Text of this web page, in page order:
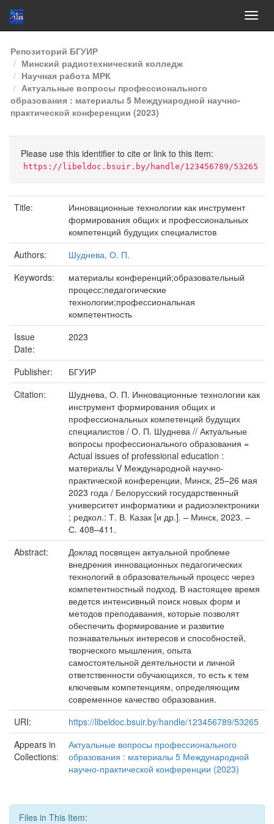
Skip
navigation
Репозиторий БГУИР
Минский радиотехнический колледж
Научная работа МРК
Актуальные вопросы профессионального
образования : материалы 5 Международной научно-
практической конференции (2023)
Please use this identifier to cite or link to this item:
https://libeldoc.bsuir.by/handle/123456789/53265
Title:
Инновационные технологии как инструмент
формирования общих и профессиональных
компетенций будущих специалистов
Authors:
Шуднева, О. П.
Keywords:
материалы конференций;образовательный
процесс;педагогические
технологии;профессиональная
компетентность
Issue
Date:
2023
Publisher:
БГУИР
Citation:
Шуднева, О. П. Инновационные технологии как
инструмент формирования общих и
профессиональных компетенций будущих
специалистов / О. П. Шуднева // Актуальные
вопросы профессионального образования =
Аctual issues of professional education :
материалы V Международной научно-
практической конференции, Минск, 25–26 мая
2023 года / Белорусский государственный
университет информатики и радиоэлектроники
; редкол.: Т. В. Казак [и др.]. – Минск, 2023. –
С. 408–411.
Abstract:
Доклад посвящен актуальной проблеме
внедрения инновационных педагогических
технологий в образовательный процесс через
компетентностный подход. В настоящее время
ведется интенсивный поиск новых форм и
методов преподавания, которые позволят
обеспечить формирование и развитие
познавательных интересов и способностей,
творческого мышления, опыта
самостоятельной деятельности и личной
ответственности обучающихся, то есть к тем
ключевым компетенциям, определяющим
современное качество образования.
URI:
https://libeldoc.bsuir.by/handle/123456789/53265
Appears in
Collections:
Актуальные вопросы профессионального
образования : материалы 5 Международной
научно-практической конференции (2023)
Files in This Item: